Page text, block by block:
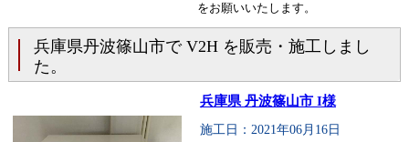
をお願いいたします。
兵庫県丹波篠山市で V2H を販売・施工しまし
た。
兵庫県 丹波篠山市 I様
施工日：2021年06月16日